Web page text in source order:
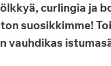
curlingia ja
suosikkimme!
vauhdikas